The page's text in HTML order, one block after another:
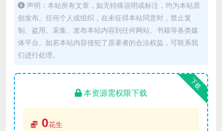
声明：本站所有文章，如无特殊说明或标注，均为本站原
创发布。任何个人或组织，在未征得本站同意时，禁止复
制、盗用、采集、发布本站内容到任何网站、书籍等各类媒
体平台。如若本站内容侵犯了原著者的合法权益，可联系我
们进行处理。
下载
本资源需权限下载
0花生